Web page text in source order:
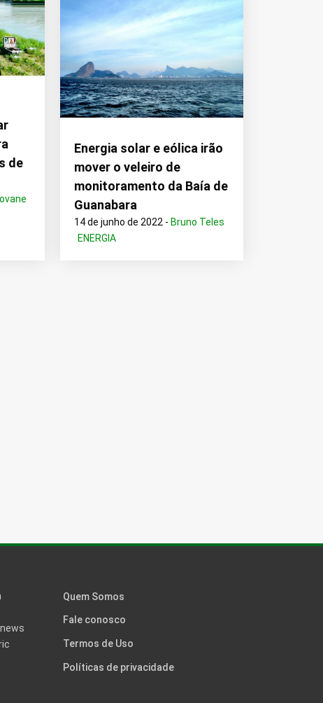
de
Energia solar e eólica irão
mover o veleiro de
monitoramento da Baía de
Guanabara
14 de junho de 2022 - Bruno Teles
ENERGIA
Quem Somos
Fale conosco
Termos de Uso
Políticas de privacidade